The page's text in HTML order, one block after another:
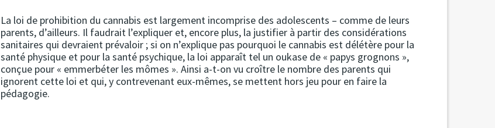
La loi de prohibition du cannabis est largement incomprise des adolescents – comme de leurs
parents, d’ailleurs. Il faudrait l’expliquer et, encore plus, la justifier à partir des considérations
sanitaires qui devraient prévaloir ; si on n’explique pas pourquoi le cannabis est délétère pour la
santé physique et pour la santé psychique, la loi apparaît tel un oukase de « papys grognons »,
conçue pour « emmerbéter les mômes ». Ainsi a-t-on vu croître le nombre des parents qui
ignorent cette loi et qui, y contrevenant eux-mêmes, se mettent hors jeu pour en faire la
pédagogie.